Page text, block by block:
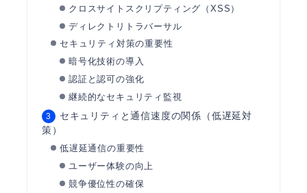
クロスサイトスクリプティング（XSS）
ディレクトリトラバーサル
セキュリティ対策の重要性
暗号化技術の導入
認証と認可の強化
継続的なセキュリティ監視
セキュリティと通信速度の関係（低遅延対
策）
低遅延通信の重要性
ユーザー体験の向上
競争優位性の確保